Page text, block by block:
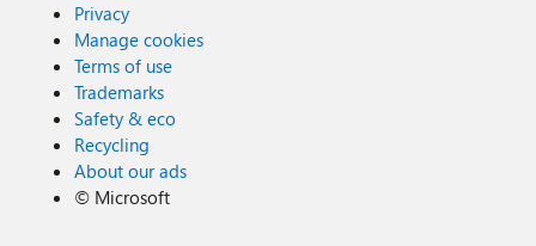
Privacy
Manage cookies
Terms of use
Trademarks
Safety & eco
Recycling
About our ads
© Microsoft